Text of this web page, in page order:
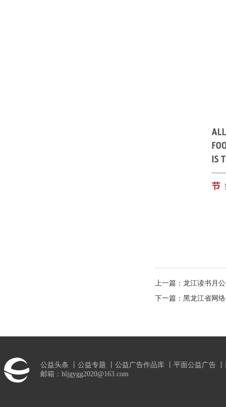
上一篇： 龙江读书月
下一篇： 黑龙江省网
公益头条 公益专题 公益广告作品库 平面公益广告
邮箱：hljgygg2020@163.com